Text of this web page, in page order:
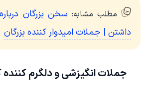
مطلب مشابه: سخن بزرگان
داشتن | جملات امیدوار کننده بزرگان
جملات انگیزشی و دلگرم کننده